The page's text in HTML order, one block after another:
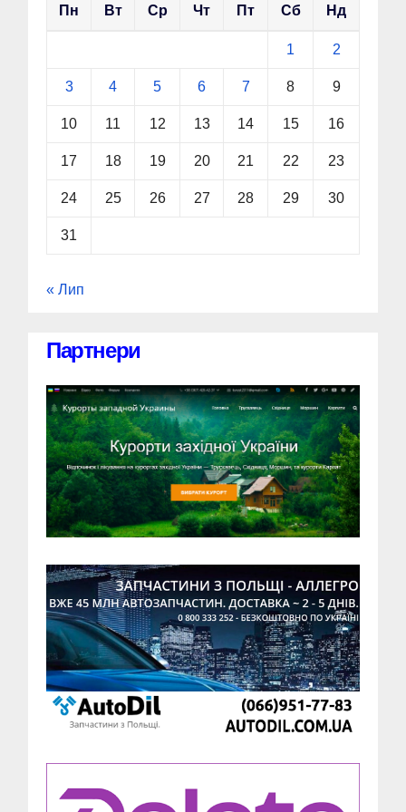
Пн Вт Ср Чт Пт Сб Нд
1 2
3 4 5 6 7 8 9
10 11 12 13 14 15 16
17 18 19 20 21 22 23
24 25 26 27 28 29 30
31
« Лип
Партнери